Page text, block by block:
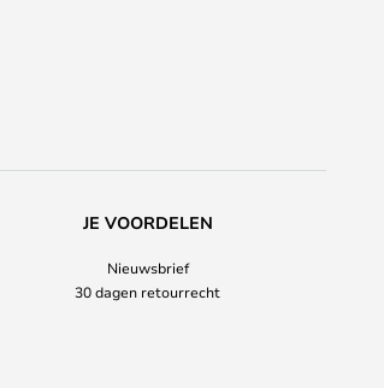
JE VOORDELEN
Nieuwsbrief
30 dagen retourrecht